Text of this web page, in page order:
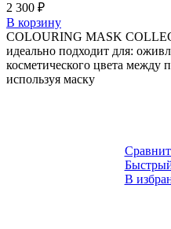
2 300 ₽
В корзину
COLOURING MASK
идеально подходит для:
косметического цвета между
используя маску
В